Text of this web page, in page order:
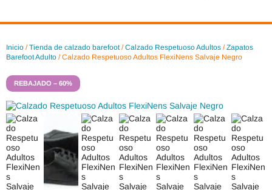
Inicio /Tienda de calzado barefoot/Calzado Respetuoso Adultos /Zapatos
Barefoot Adulto / Calzado Respetuoso Adultos FlexiNens Salvaje Negro
REBAJADO – 60%